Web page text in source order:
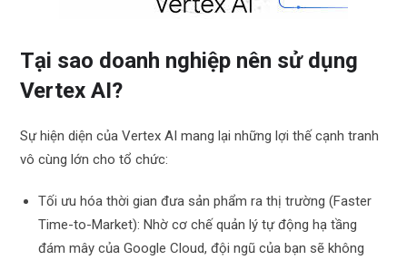
Tại sao doanh nghiệp nên sử dụng
Vertex AI?
Sự hiện diện của Vertex AI mang lại những lợi thế cạnh tranh
vô cùng lớn cho tổ chức:
Tối ưu hóa thời gian đưa sản phẩm ra thị trường (Faster
Time-to-Market): Nhờ cơ chế quản lý tự động hạ tầng
đám mây của Google Cloud, đội ngũ của bạn sẽ không